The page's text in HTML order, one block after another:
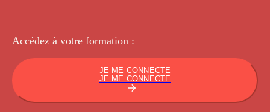
Accédez à votre formation :
JE ME CONNECTE
JE ME CONNECTE